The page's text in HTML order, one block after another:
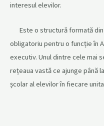
interesul elevilor.
Este o structură formată
obligatoriu pentru o funcție în
executiv. Unul dintre cele mai
rețeaua vastă ce ajunge până
școlar al elevilor în fiecare